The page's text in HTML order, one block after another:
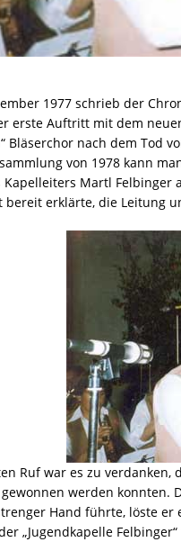
1977 schrieb der
erste Auftritt mit dem
Bläserchor nach dem Tod
von 1978 kann
Kapelleiters Martl
bereit erklärte, die Leitung
Ruf war es zu
werden
Hand führte, löste er
„Jugendkapelle